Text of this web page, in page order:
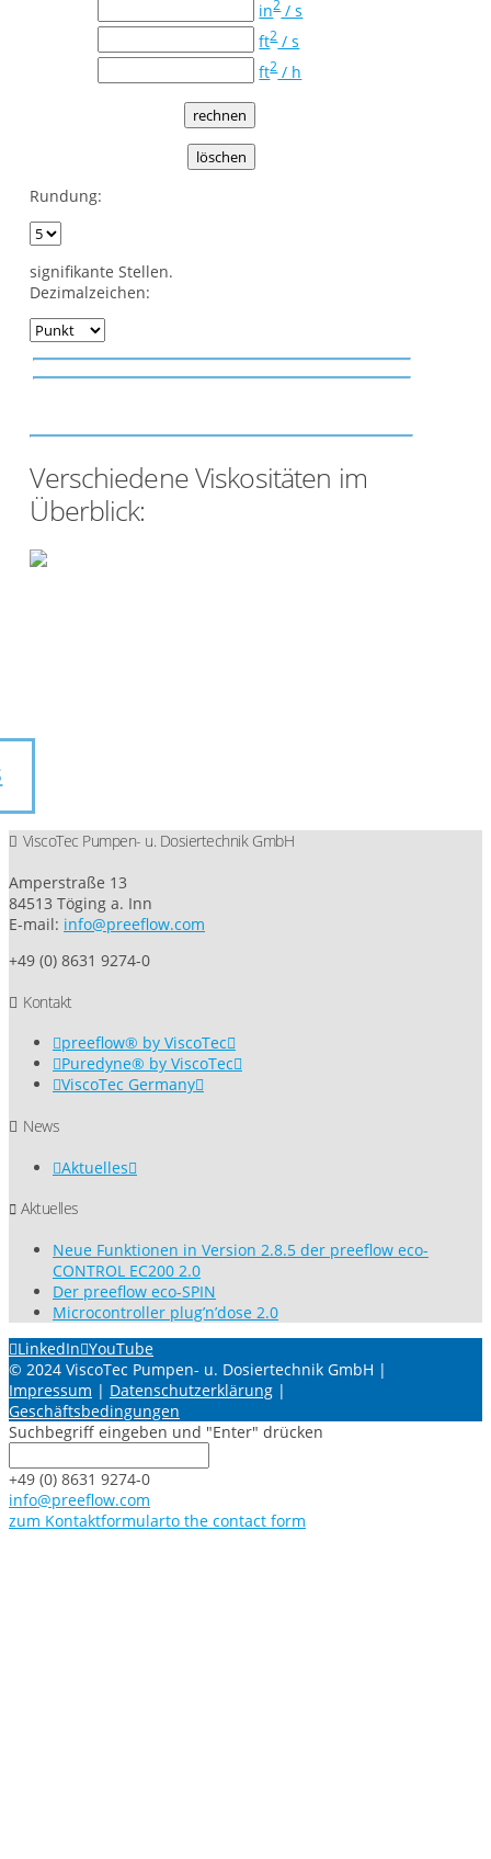
in2/ s
ft2/ s
ft2/ h
Rundung:
signifikante Stellen.
Dezimalzeichen:
Verschiedene Viskositäten im
Überblick:
ViscoTec Pumpen- u. Dosiertechnik GmbH
Amperstraße 13
84513 Töging a. Inn
E-mail: info@preeflow.com
+49 (0) 8631 9274-0
Kontakt
preeflow® by ViscoTec
Puredyne® by ViscoTec
ViscoTec Germany
News
Aktuelles
Aktuelles
Neue Funktionen in Version 2.8.5 der preeflow eco-
CONTROL EC200 2.0
Der preeflow eco-SPIN
Microcontroller plug’n’dose 2.0
LinkedIn YouTube
© 2024 ViscoTec Pumpen- u. Dosiertechnik GmbH |
Impressum | Datenschutzerklärung |
Geschäftsbedingungen
Suchbegriff eingeben und "Enter" drücken
+49 (0) 8631 9274-0
info@preeflow.com
zum Kontaktformularto the contact form